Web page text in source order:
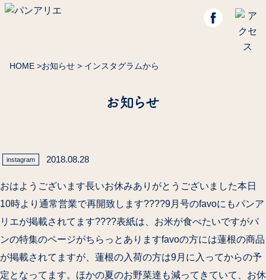
HOME >お知らせ > インスタグラムから
お知らせ
instagram 2018.08.28
おはようございます長いお休みありがとうございました本日
10時より通常営業で再開致します????9月号のfavoにもパンア
リエが掲載されてます????表紙は、お米が食べたい️ですがパ
ンの特集のページがちらっとあります️favoの方には蓮根の商品
が掲載されてますが、蓮根の入荷の方は9月に入ってからの予
定となってます。ほかの夏のお野菜達も減ってきていて、お休